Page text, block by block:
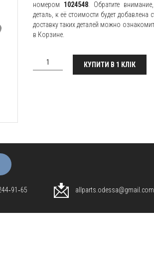
номером 1024548 . Обратите
деталь, к её стоимости будет
доставку таких деталей можно
в Корзине.
КУПИТИ В 1 КЛІК
allparts.odessa@gmail.com